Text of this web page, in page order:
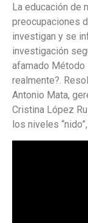
La educación de
preocupaciones
investigan y se
investigación
afamado
realmente?.
Antonio Mata,
Cristina López
los niveles